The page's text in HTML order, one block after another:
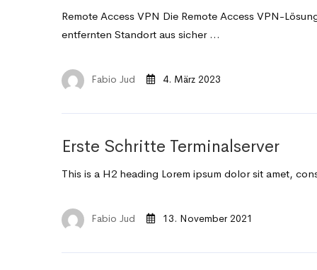
Remote Access VPN Die Remote Access VPN-
entfernten Standort aus sicher …
Fabio Jud 4. März 2023
Erste Schritte Terminalserver
This is a H2 heading Lorem ipsum dolor sit amet,
Fabio Jud 13. November 2021